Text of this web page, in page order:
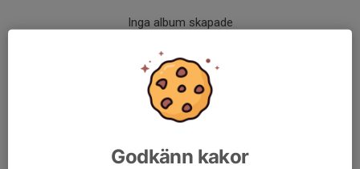
Inga album skapade
Godkänn kakor